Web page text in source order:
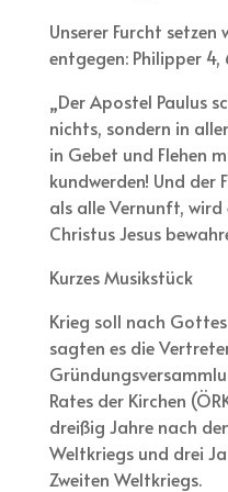
Unserer Furcht
entgegen: Philipper 4,
„Der Apostel Paulus
nichts, sondern in
in Gebet und Flehen
kundwerden! Und der
als alle Vernunft, wird
Christus Jesus
Kurzes Musikstück
Krieg soll nach
sagten es die
Rates der Kirchen
dreißig Jahre nach
Weltkriegs und drei
Zweiten Weltkriegs.